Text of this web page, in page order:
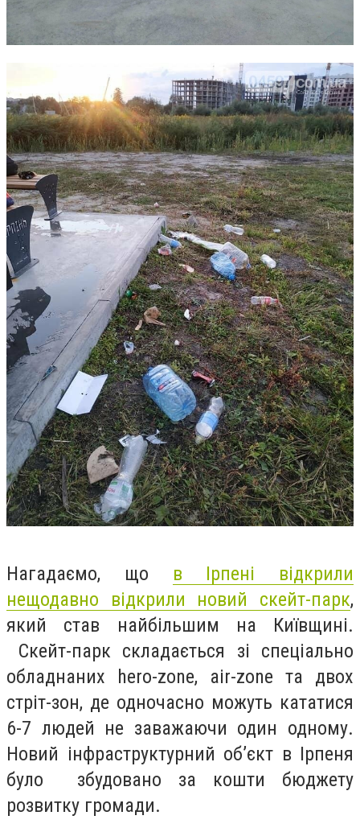
Нагадаємо, що в Ірпені відкрили
нещодавно відкрили новий скейт-парк,
який став найбільшим на Київщині.
Скейт-парк складається зі спеціально
обладнаних hero-zone, air-zone та двох
стріт-зон, де одночасно можуть кататися
6-7 людей не заважаючи один одному.
Новий інфраструктурний об’єкт в Ірпеня
було збудовано за кошти бюджету
розвитку громади.